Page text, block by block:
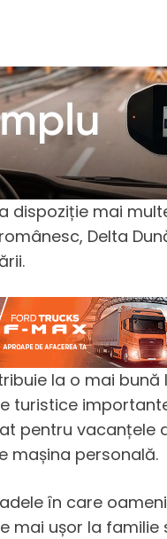
dispoziție mai
Delta
la o mai
turistice
pentru vacanțele
mașina personală.
în care
mai ușor la familie